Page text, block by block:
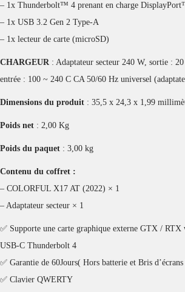
– 1x Thunderbolt™ 4 prenant en charge
– 1x USB 3.2 Gen 2 Type-A
– 1x lecteur de carte (microSD)
CHARGEUR : Adaptateur secteur 240 W, sortie :
entrée : 100 ~ 240 C CA 50/60 Hz universel
Dimensions du produit : 35,5 x 24,3 x 1,99
Poids net : 2,00 Kg
Poids du paquet : 3,00 kg
Contenu du coffret :
– COLORFUL X17 AT (2022) × 1
– Adaptateur secteur × 1
✅ Supporte une carte graphique externe GTX /
USB-C Thunderbolt 4
✅ Garantie de 60Jours( Hors batterie et Bris d’écrans
✅ Clavier QWERTY